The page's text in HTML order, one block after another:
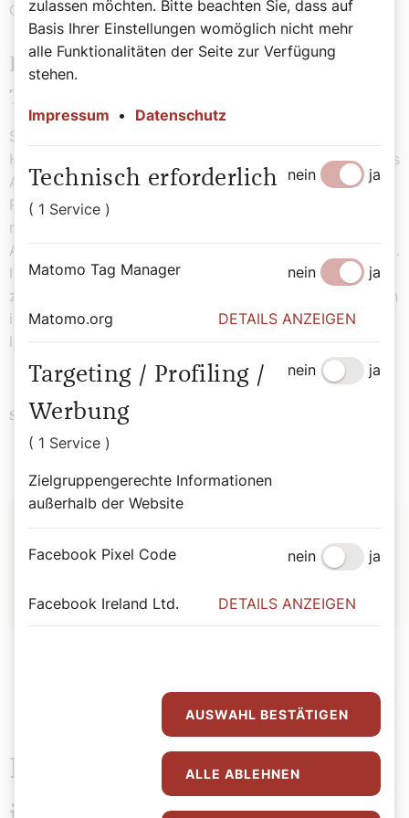
Gemeinschaften.“
Pfarre in Argentinien mit neun
Teilgemeinden
Seit 2011 lebt und wirkt Padre Bernardo in Argentiniens
Hauptstadt Buenos Aires, wo er mit zwei Mitbrüdern aus
Argentinien und Indonesien zusammenlebt und eine
Pfarre mit neun Teilgemeinden betreut. Eines ist sicher,
nachdem Padre Bernardo am 12. August wieder nach
Argentinien zurückgekehrt ist: „Ich bin jetzt 82 Jahre alt.
Ich habe mich entschieden, auch im Alter in Argentinien
zu bleiben. Meine Leute hab’ ich drüben und für sie kann
ich da sein. Das gibt mir Leben“, sagt der
leidenschaftliche Missionar.
Schlagwörter Religion
Autor:
Christian Zettl
Das könnte Sie auch
zulassen möchten. Bitte beachten Sie, dass auf
Basis Ihrer Einstellungen womöglich nicht mehr
alle Funktionalitäten der Seite zur Verfügung
stehen.
Impressum • Datenschutz
Technisch erforderlich
( 1 Service )
nein ja
Matomo Tag Manager nein ja
Matomo.org DETAILS ANZEIGEN
Targeting / Profiling /
Werbung
( 1 Service )
Zielgruppengerechte Informationen
außerhalb der Website
nein ja
Facebook Pixel Code nein ja
Facebook Ireland Ltd. DETAILS ANZEIGEN
AUSWAHL BESTÄTIGEN
ALLE ABLEHNEN